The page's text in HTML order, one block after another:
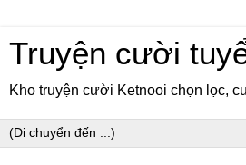
Truyện cười
Kho truyện cười Ketnooi chọn lọc,